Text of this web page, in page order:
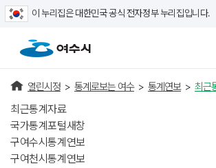
이 누리집은 대한민국 공식 전자정부 누리집입니다.
열린시정 > 통계로보는 여수 > 통계연보 > 최근
최근통계자료
국가통계포털새창
구여수시통계연보
구여천시통계연보